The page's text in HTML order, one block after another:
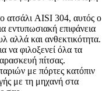
ατσάλι AISI 304, αυτός ο
εντυπωσιακή επιφάνεια
αλλά και ανθεκτικότητα.
να φιλοξενεί όλα τα
πίτσας.
με πόρτες κατόπιν
με τη μηχανή στα